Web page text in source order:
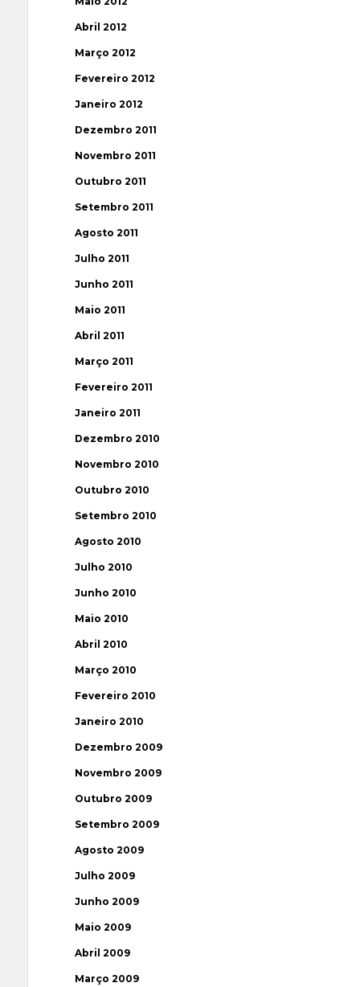
Abril 2012
Março 2012
Fevereiro 2012
Janeiro 2012
Dezembro 2011
Novembro 2011
Outubro 2011
Setembro 2011
Agosto 2011
Julho 2011
Junho 2011
Maio 2011
Abril 2011
Março 2011
Fevereiro 2011
Janeiro 2011
Dezembro 2010
Novembro 2010
Outubro 2010
Setembro 2010
Agosto 2010
Julho 2010
Junho 2010
Maio 2010
Abril 2010
Março 2010
Fevereiro 2010
Janeiro 2010
Dezembro 2009
Novembro 2009
Outubro 2009
Setembro 2009
Agosto 2009
Julho 2009
Junho 2009
Maio 2009
Abril 2009
Março 2009